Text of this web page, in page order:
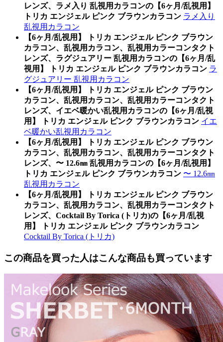
レンズ、ラメ入り 乱視用カラコンの【6ヶ月/乱視用】
トリカ エンジェル ピンク ブラウンカラコン ラメ入り
乱視用カラコン
【6ヶ月/乱視用】 トリカ エンジェル ピンク ブラウン
カラコン、乱視用カラコン、乱視用カラーコンタクト
レンズ、ラグジュアリー 乱視用カラコンの【6ヶ月/乱
視用】 トリカ エンジェル ピンク ブラウンカラコン ラ
グジュアリー 乱視用カラコン
【6ヶ月/乱視用】 トリカ エンジェル ピンク ブラウン
カラコン、乱視用カラコン、乱視用カラーコンタクト
レンズ、イエベ暖かい乱視用カラコンの【6ヶ月/乱視
用】 トリカ エンジェル ピンク ブラウンカラコン イエ
ベ暖かい乱視用カラコン
【6ヶ月/乱視用】 トリカ エンジェル ピンク ブラウン
カラコン、乱視用カラコン、乱視用カラーコンタクト
レンズ、〜 12.6㎜ 乱視用カラコンの【6ヶ月/乱視用】
トリカ エンジェル ピンク ブラウンカラコン 〜 12.6㎜
乱視用カラコン
【6ヶ月/乱視用】 トリカ エンジェル ピンク ブラウン
カラコン、乱視用カラコン、乱視用カラーコンタクト
レンズ、Cocktail By Torica (トリカ)の【6ヶ月/乱視
用】 トリカ エンジェル ピンク ブラウンカラコン
Cocktail By Torica (トリカ)
この商品を買った人はこんな商品も買っています